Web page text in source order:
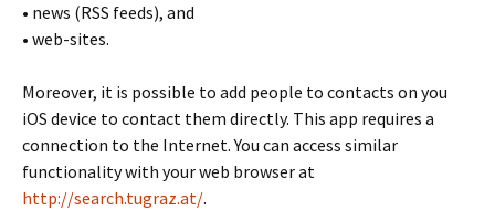
• news (RSS feeds), and
• web-sites.
Moreover, it is possible to add people to contacts on you
iOS device to contact them directly. This app requires a
connection to the Internet.You can access similar
functionality with your web browser at
http://search.tugraz.at/.